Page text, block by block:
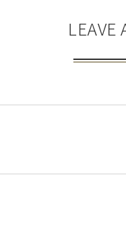
LEAVE